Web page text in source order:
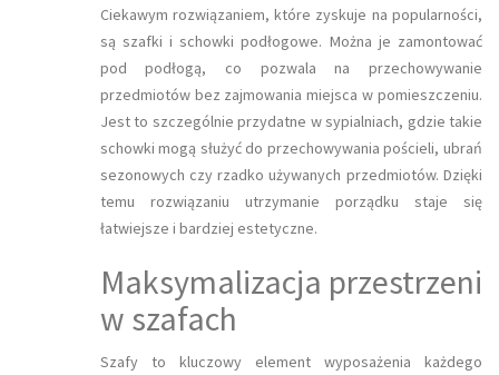
Ciekawym rozwiązaniem, które zyskuje na popularności,
są szafki i schowki podłogowe. Można je zamontować
pod podłogą, co pozwala na przechowywanie
przedmiotów bez zajmowania miejsca w pomieszczeniu.
Jest to szczególnie przydatne w sypialniach, gdzie takie
schowki mogą służyć do przechowywania pościeli, ubrań
sezonowych czy rzadko używanych przedmiotów. Dzięki
temu rozwiązaniu utrzymanie porządku staje się
łatwiejsze i bardziej estetyczne.
Maksymalizacja przestrzeni
w szafach
Szafy to kluczowy element wyposażenia każdego